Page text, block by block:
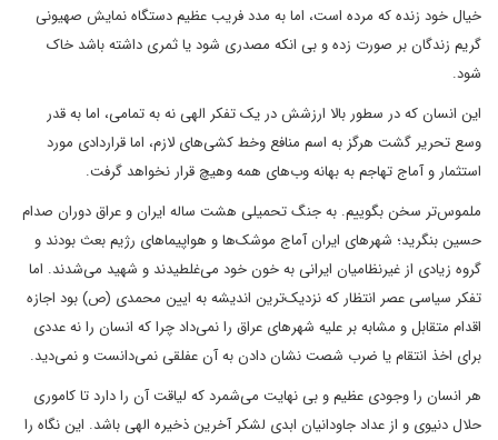
خیال خود زنده که مرده است، اما به مدد فریب عظیم دستگاه نمایش صهیونی
گریم زندگان بر صورت زده و بی انکه مصدری شود یا ثمری داشته باشد خاک
شود.
این انسان که در سطور بالا ارزشش در یک تفکر الهی نه به تمامی، اما به قدر
وسع تحریر گشت هرگز به اسم منافع وخط کشی‌های لازم، اما قراردادی مورد
استثمار و آماج تهاجم به بهانه وب‌های همه وهیچ قرار نخواهد گرفت.
ملموس‌تر سخن بگوییم. به جنگ تحمیلی هشت ساله ایران و عراق دوران صدام
حسین بنگرید؛ شهر‌های ایران آماج موشک‌ها و هواپیما‌های رژیم بعث بودند و
گروه زیادی از غیرنظامیان ایرانی به خون خود می‌غلطیدند و شهید می‌شدند. اما
تفکر سیاسی عصر انتظار که نزدیک‌ترین اندیشه به ایین محمدی (ص) بود اجازه
اقدام متقابل و مشابه بر علیه شهر‌های عراق را نمی‌داد چرا که انسان را نه عددی
برای اخذ انتقام یا ضرب شصت نشان دادن به آن عفلقی نمی‌دانست و نمی‌دید.
هر انسان را وجودی عظیم و بی نهایت می‌شمرد که لیاقت آن را دارد تا کاموری
حلال دنیوی و از عداد جاودانیان ابدی لشکر آخرین ذخیره الهی باشد. این نگاه را